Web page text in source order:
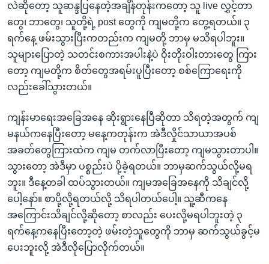
လဲဆိုတော့ သူဆန္ဒပြနေတဲ့အချိန်တုန်းကတော့ သူ live လွှင့်တာ
တွေ၊ ဘာတွေ၊ သူတို့ရဲ့ post တွေကို ကျမတို့က တွေ့ရတယ်။ ၃
ရက်နေ့ ဖမ်းသွားပြီးကတည်းက ကျမတို့ ဘာမှ မသိရပါဘူး။
သူများပြောတဲ့ သတင်းစကားအပါးနဲ့ပဲ ဝိုးတိုးဝါးတားတွေ ကြား
တော့ ကျမတို့က စိတ်တွေအရမ်းပူပြီးတော့ စစ်ကြောရေးကို
လည်းခေါ်သွားတယ်။
ကျန်းမာရေးအခြေအနေ ဆိုးရွားနေပြီဆိုတာ သိရတဲ့အတွက် ကျ
မနယ်ကနေပြီးတော့ မနေ့ကတုန်းက အဲဒီလှိုင်သာယာအပစ်
အခတ်တွေကြားထဲက ကျမ တက်လာပြီးတော့ ကျမသွားတာပါ။
သွားတော့ အဲဒီမှာ ပစ္စည်းပဲ ပို့ခဲ့ရတယ်။ ဘာမှဆက်သွယ်လို့မရ
ဘူး။ ဒီနေ့တခါ ထပ်သွားတယ်။ ကျမအခြေအနေကို သိချင်လို့
ပေါ့နော်။ စာပို့လို့ရတယ်လို့ သိရပါတယ်ပေါ့။ သူ့ဆီကနေ
အကြောင်းသိချင်လို့ဆိုတော့ စာလည်း ပေးလို့မရပါဘူးတဲ့ ၃
ရက်နေ့ကနေပြီးတော့တဲ့ ဖမ်းတဲ့သူတွေကို ဘာမှ ဆက်သွယ်ခွင့်မ
ပေးဘူးလို့ အဲဒီလိုပြောလိုက်တယ်။